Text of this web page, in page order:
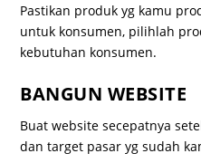
Pastikan produk yg kamu
untuk konsumen, pilihlah
kebutuhan konsumen.
BANGUN WEBSITE
Buat website secepatnya
dan target pasar yg sudah